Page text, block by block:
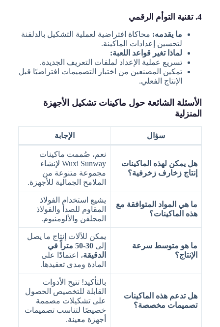
4. تقنية التوأم الرقمي
ما يقدمه: محاكاة افتراضية لعملية التشكيل بالدلفنة
لتحسين إعدادات الماكينة.
لماذا تغير قواعد اللعبة:
تسريع عملية الإعداد لملفات التعريف الجديدة.
تمكين المصنعين من اختبار التصميمات افتراضيًا قبل
الإنتاج الفعلي.
الأسئلة الشائعة حول ماكينات تشكيل الأجهزة
المنزلية
سؤال الإجابة
هل يمكن لهذه الماكينات
إنتاج زخارف زخرفية؟
نعم، صُممت ماكينات
Wuxi Sunway لإنشاء
مجموعة متنوعة من
الملامح الجمالية للأجهزة.
ما هي المواد المتوافقة مع
هذه الماكينات؟
يشيع استخدام الفولاذ
المقاوم للصدأ والفولاذ
المجلفن والألومنيوم.
ما هو متوسط سرعة
الإنتاج؟
يمكن للآلات إنتاج ما يصل
إلى
30-50 متراً في
الدقيقة، اعتمادًا على
المادة ومدى تعقيدها.
هل تدعم هذه الماكينات
تصميمات مخصصة؟
بالتأكيد! تتيح الأدوات
القابلة للتخصيص الحصول
على تشكيلات مصممة
خصيصًا لتناسب تصميمات
أجهزة معينة.